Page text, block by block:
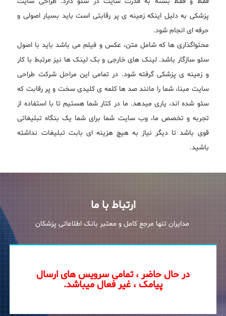
پزشکی به دلیل اینکه زمینه ی پر رقابتی است باید بسیار اصولی و
حرفه ای انجام شود.
محتواگذاری ها که شامل متن، عکس و فیلم می باشد باید با اصول
سئو سازگار باشد. لینک های خارجی و بک لینک ها نیز مرتبط با کار
و زمینه ی پزشکی گرفته شود. در تمامی این مراحل شرکت طراحی
سایت مبنا، شما را مانند صد ها کلمه ی کلیدی سخت و پر رقابت که
سئو شده اند، یاری میدهد. ما در کتار شما هستیم تا با استفاده از
تجربه و تخصص ما، وب سایت شما برای شما یک بنگاه تبلیغاتی
قوی باشد تا دیگر نیاز به هیچ هزینه ای بابت تبلیغات نداشته
باشید.
ارتباط با ما
در حال حاضر ، تمامی سرویس های ارسال
پیامک ، غیر فعال میباشد.